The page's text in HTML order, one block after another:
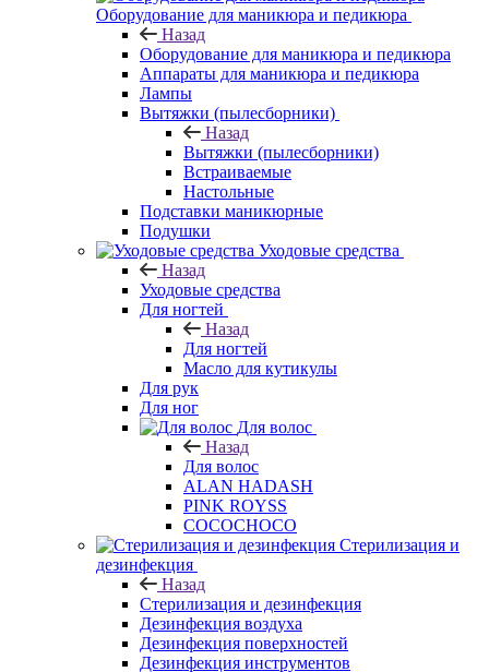
Оборудование для маникюра и педикюра
Назад
Оборудование для маникюра и педикюра
Аппараты для маникюра и педикюра
Лампы
Вытяжки (пылесборники)
Назад
Вытяжки (пылесборники)
Встраиваемые
Настольные
Подставки маникюрные
Подушки
Уходовые средства
Назад
Уходовые средства
Для ногтей
Назад
Для ногтей
Масло для кутикулы
Для рук
Для ног
Для волос
Назад
Для волос
ALAN HADASH
PINK ROYSS
COCOCHOCO
Стерилизация и
дезинфекция
Назад
Стерилизация и дезинфекция
Дезинфекция воздуха
Дезинфекция поверхностей
Дезинфекция инструментов